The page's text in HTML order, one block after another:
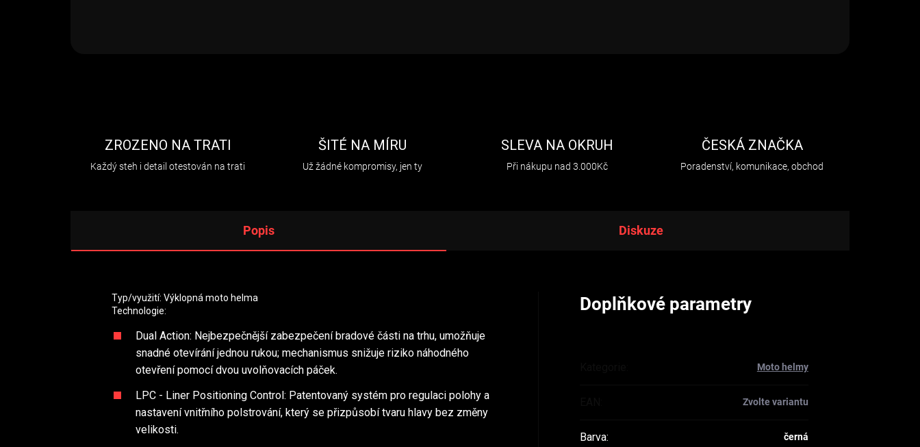
ZROZENO NA TRATI
Každý steh i detail otestován na trati
ŠITÉ NA MÍRU
Už žádné kompromisy, jen ty
SLEVA NA OKRUH
Při nákupu nad 3.000Kč
ČESKÁ ZNAČKA
Poradenství, komunikace, obchod
Popis Diskuze
Typ/využití: Výklopná moto helma
Technologie:
Dual Action: Nejbezpečnější zabezpečení bradové části na trhu, umožňuje
snadné otevírání jednou rukou; mechanismus snižuje riziko náhodného
otevření pomocí dvou uvolňovacích páček.
LPC - Liner Positioning Control: Patentovaný systém pro regulaci polohy a
nastavení vnitřního polstrování, který se přizpůsobí tvaru hlavy bez změny
velikosti.
Doplňkové parametry
Moto helmy
Zvolte variantu
Barva: černá